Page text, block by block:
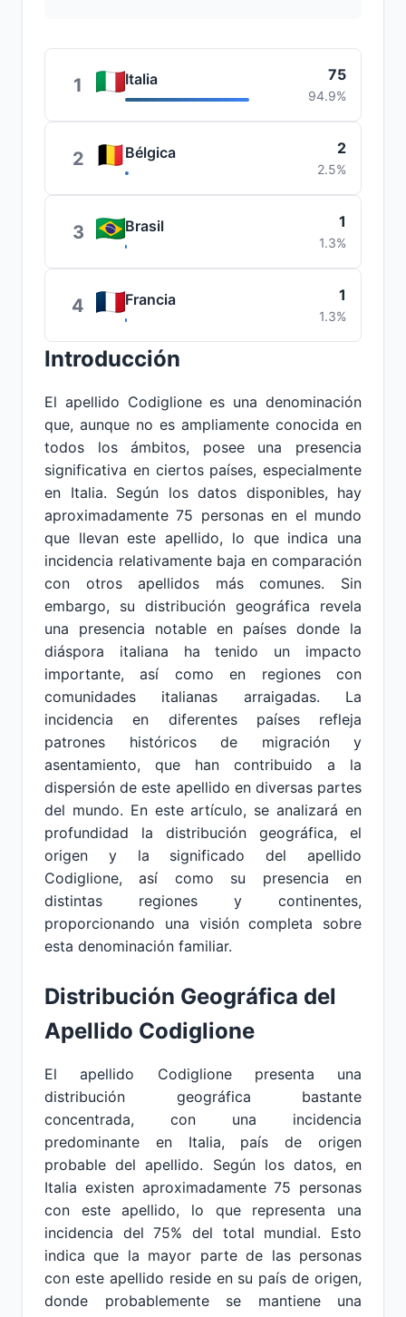
1 Italia 75
94.9%
2 Bélgica 2
2.5%
3 Brasil 1
1.3%
4 Francia 1
1.3%
Introducción
El apellido Codiglione es una denominación
que, aunque no es ampliamente conocida en
todos los ámbitos, posee una presencia
significativa en ciertos países, especialmente
en Italia. Según los datos disponibles, hay
aproximadamente 75 personas en el mundo
que llevan este apellido, lo que indica una
incidencia relativamente baja en comparación
con otros apellidos más comunes. Sin
embargo, su distribución geográfica revela
una presencia notable en países donde la
diáspora italiana ha tenido un impacto
importante, así como en regiones con
comunidades italianas arraigadas. La
incidencia en diferentes países refleja
patrones históricos de migración y
asentamiento, que han contribuido a la
dispersión de este apellido en diversas partes
del mundo. En este artículo, se analizará en
profundidad la distribución geográfica, el
origen y la significado del apellido
Codiglione, así como su presencia en
distintas regiones y continentes,
proporcionando una visión completa sobre
esta denominación familiar.
Distribución Geográfica del
Apellido Codiglione
El apellido Codiglione presenta una
distribución geográfica bastante
concentrada, con una incidencia
predominante en Italia, país de origen
probable del apellido. Según los datos, en
Italia existen aproximadamente 75 personas
con este apellido, lo que representa una
incidencia del 75% del total mundial. Esto
indica que la mayor parte de las personas
con este apellido reside en su país de origen,
donde probablemente se mantiene una